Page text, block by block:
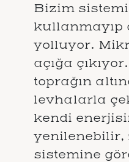
Bizim
kullanmayıp
yolluyor.
açığa
toprağın
levhalarla
kendi
yenilenebilir,
sistemine